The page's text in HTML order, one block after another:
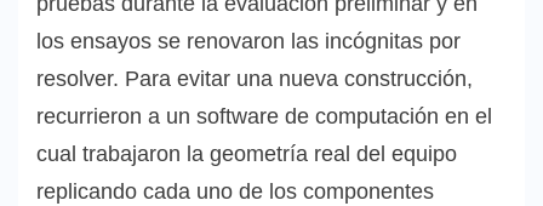
los ensayos se renovaron las incógnitas por
resolver. Para evitar una nueva construcción,
recurrieron a un software de computación en el
cual trabajaron la geometría real del equipo
replicando cada uno de los componentes